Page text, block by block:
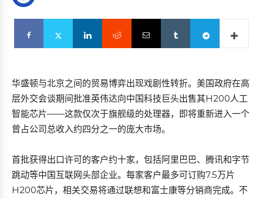
华盛顿与北京之间的贸易博弈出现戏剧性转折。美国政府在高
层外交会谈期间批准英伟达向中国科技巨头出售其H200人工
智能芯片——这款仅次于旗舰级的处理器，即将重新进入一个
曾占公司总收入约四分之一的庞大市场。
首批获得出口许可的客户约十家，包括阿里巴巴、腾讯和字节
跳动等中国互联网头部企业。每家客户最多可订购7.5万片
H200芯片，相关交易将通过联想和富士康等分销商完成。不